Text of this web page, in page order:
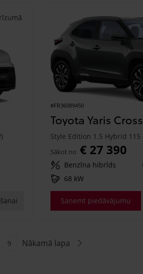
#FR36089450
Toyota Yaris Cross
Sākot no € 27 390
Benzīna hibrīds
68 kW
Saņemt piedāvājumu
Nākamā lapa
9